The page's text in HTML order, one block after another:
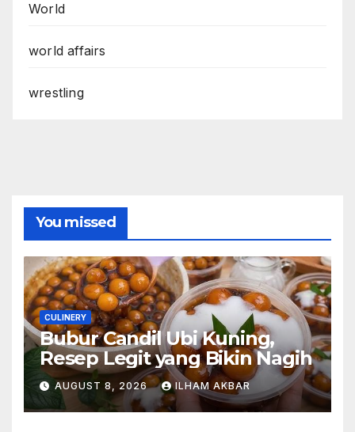
World
world affairs
wrestling
You missed
CULINERY
Bubur Candil Ubi Kuning,
Resep Legit yang Bikin Nagih
AUGUST 8, 2026 ILHAM AKBAR